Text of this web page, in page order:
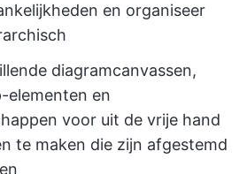
en organiseer
diagramcanvassen,
en
voor uit de vrije hand
te maken die zijn afgestemd